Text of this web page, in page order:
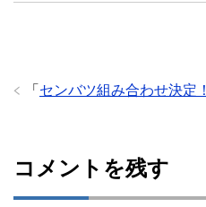
「 センバツ組み合わせ決定！
コメントを残す